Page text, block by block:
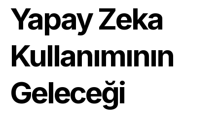
Yapay Zeka
Kullanımının
Geleceği